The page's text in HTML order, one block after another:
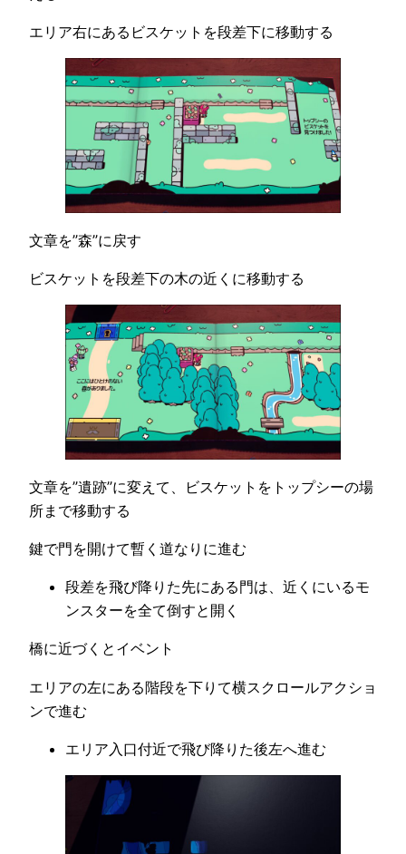
エリア右にあるビスケットを段差下に移動する
文章を”森”に戻す
ビスケットを段差下の木の近くに移動する
文章を”遺跡”に変えて、ビスケットをトップシーの場
所まで移動する
鍵で門を開けて暫く道なりに進む
段差を飛び降りた先にある門は、近くにいるモ
ンスターを全て倒すと開く
橋に近づくとイベント
エリアの左にある階段を下りて横スクロールアクショ
ンで進む
エリア入口付近で飛び降りた後左へ進む